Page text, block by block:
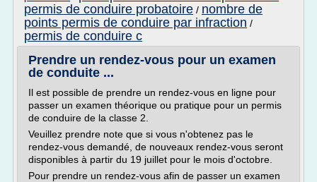
permis de conduire probatoire / nombre de
points permis de conduire par infraction /
permis de conduire c
Prendre un rendez-vous pour un examen
de conduite ...
Il est possible de prendre un rendez-vous en ligne pour
passer un examen théorique ou pratique pour un permis
de conduire de la classe 2.
Veuillez prendre note que si vous n'obtenez pas le
rendez-vous demandé, de nouveaux rendez-vous seront
disponibles à partir du 19 juillet pour le mois d'octobre.
Pour prendre un rendez-vous afin de passer un examen